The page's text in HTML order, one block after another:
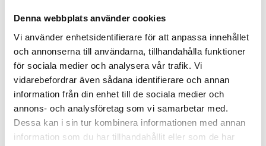
Denna webbplats använder cookies
Vi använder enhetsidentifierare för att anpassa innehållet
och annonserna till användarna, tillhandahålla funktioner
för sociala medier och analysera vår trafik. Vi
vidarebefordrar även sådana identifierare och annan
information från din enhet till de sociala medier och
annons- och analysföretag som vi samarbetar med.
Dessa kan i sin tur kombinera informationen med annan
information som du har tillhandahållit eller som de har
3-PACK VARDAGSSTRUMPOR I
MJUK ULL, MÖRK MIX
150,00kr
Tunn och skön strumpa utan tåsöm tillverkad av fin
merinoull mix. Ullens unika egenskaper